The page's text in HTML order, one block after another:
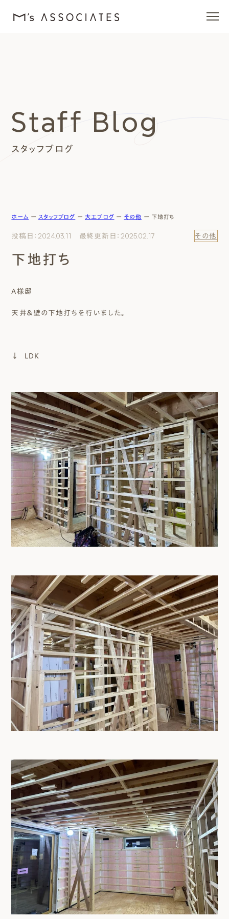
エムズを愛する人たち
施工事例
エムズのこと
まずは相談する[無料]
スタッフブログ
Staff Blog
ホーム ー スタッフブログ ー 大工ブログ ー その他 ー 下地打ち
投稿日：2024.03.11 最終更新日：2025.02.17 その他
下地打ち
A様邸
天井＆壁の下地打ちを行いました。
↓ LDK